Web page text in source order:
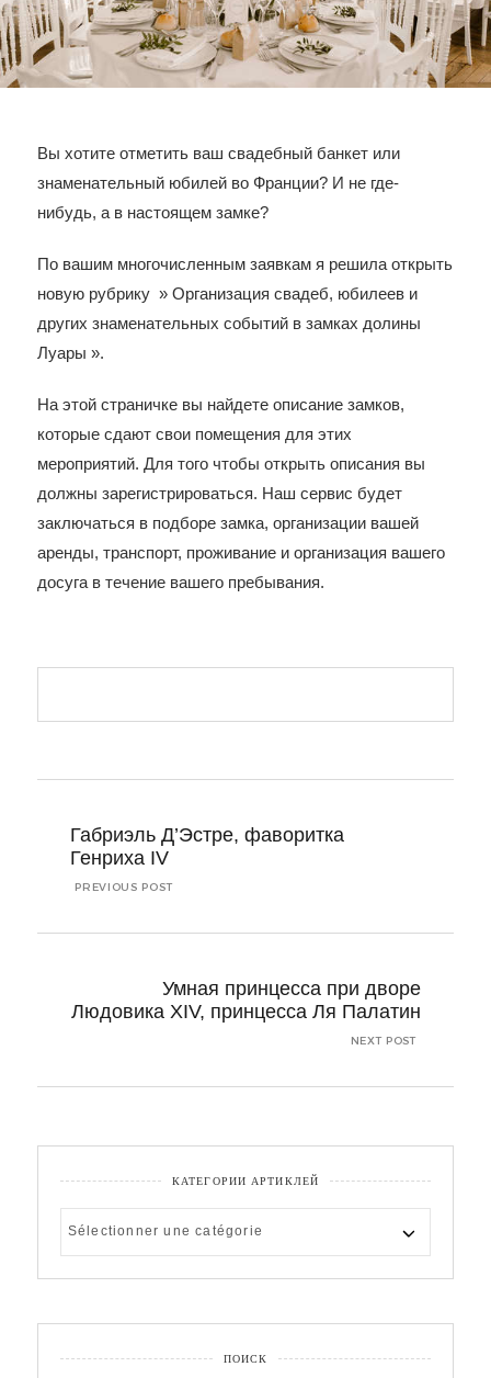
Вы хотите отметить ваш свадебный банкет или
знаменательный юбилей во Франции? И не где-
нибудь, а в настоящем замке?
По вашим многочисленным заявкам я решила открыть
новую рубрику » Организация свадеб, юбилеев и
других знаменательных событий в замках долины
Луары ».
На этой страничке вы найдете описание замков,
которые сдают свои помещения для этих
мероприятий. Для того чтобы открыть описания вы
должны зарегистрироваться. Наш сервис будет
заключаться в подборе замка, организации вашей
аренды, транспорт, проживание и организация вашего
досуга в течение вашего пребывания.
l’article
Габриэль Д’Эстре, фаворитка
Генриха IV
PREVIOUS POST
Умная принцесса при дворе
Людовика XIV, принцесса Ля Палатин
NEXT POST
КАТЕГОРИИ АРТИКЛЕЙ
АРТИКЛЕЙ
ПОИСК